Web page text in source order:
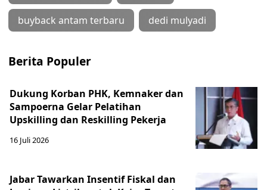
buyback antam terbaru dedi mulyadi
Berita Populer
Dukung Korban PHK, Kemnaker dan
Sampoerna Gelar Pelatihan
Upskilling dan Reskilling Pekerja
16 Juli 2026
Jabar Tawarkan Insentif Fiskal dan